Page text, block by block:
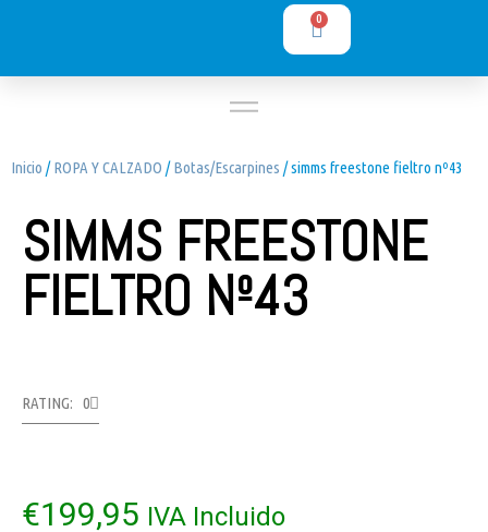
0
Inicio /ROPA Y CALZADO /Botas/Escarpines / simms freestone fieltro nº43
SIMMS FREESTONE
FIELTRO Nº43
RATING: 0
€199,95 IVA Incluido